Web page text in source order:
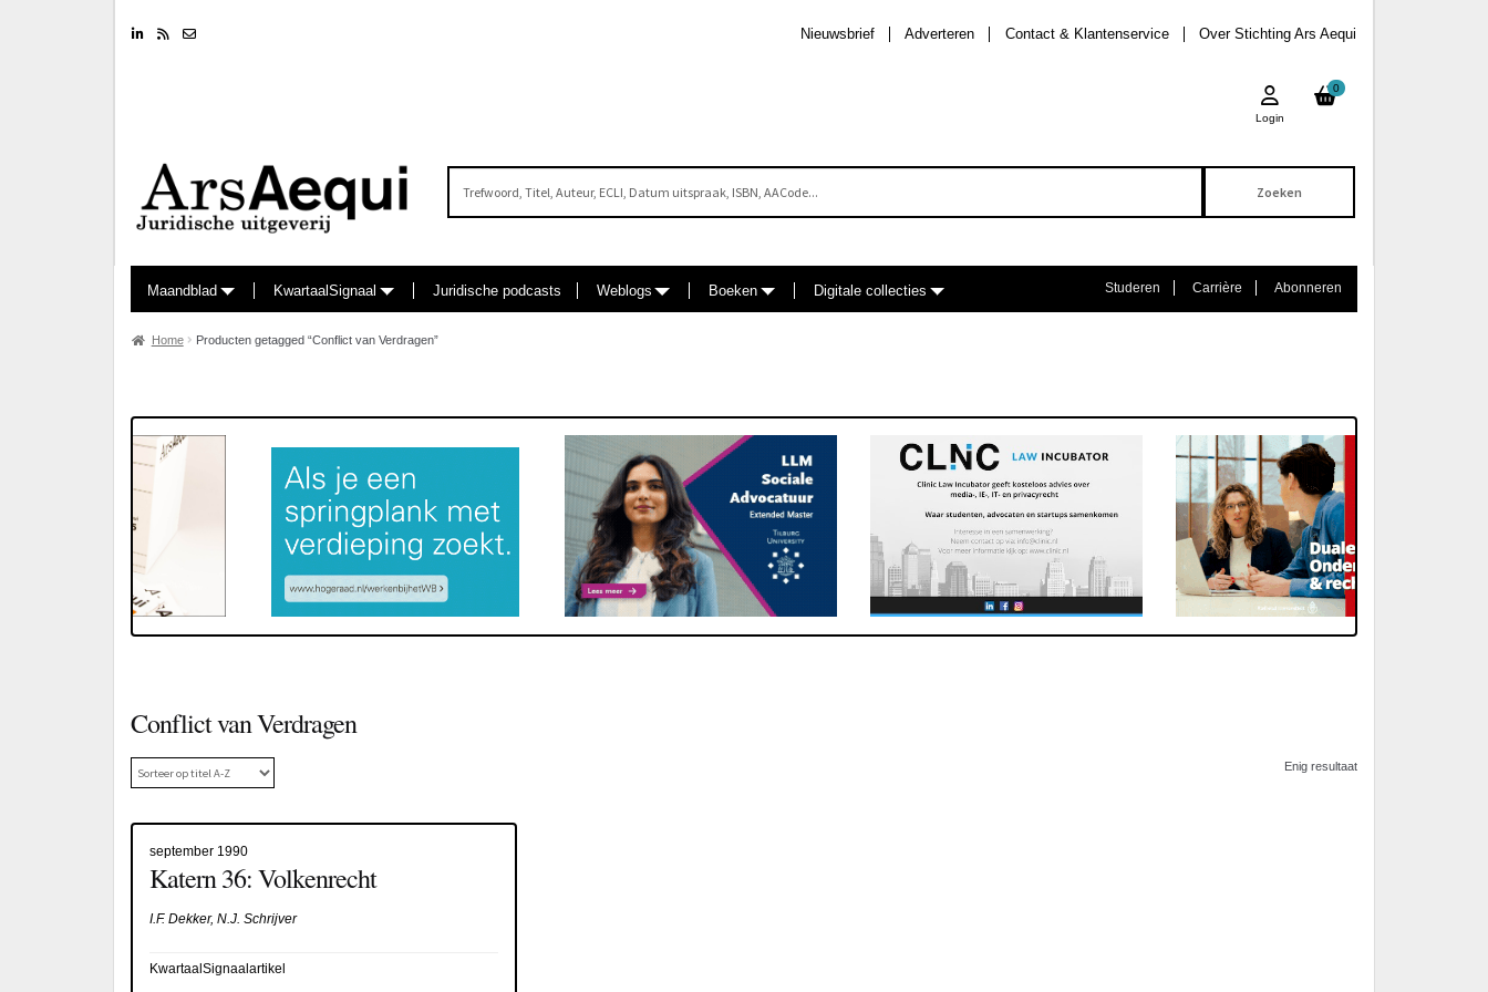
LinkedinRSS feed Over Stichting Ars Aequi
Contact & Klantenservice
Adverteren
Nieuwsbrief
0
Login
Maandblad KwartaalSignaal Juridische podcasts Weblogs Boeken Digitale collecties Studeren Carrière Abonneren
Home Producten getagged “Conflict van Verdragen”
Conflict van Verdragen
Enig resultaat
september 1990
Katern 36: Volkenrecht
I.F. Dekker, N.J. Schrijver
KwartaalSignaalartikel